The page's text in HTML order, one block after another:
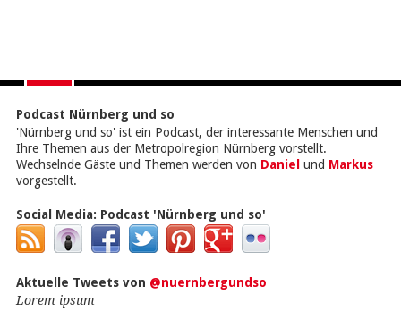
Podcast Nürnberg und so
'Nürnberg und so' ist ein Podcast, der interessante Menschen und
Ihre Themen aus der Metropolregion Nürnberg vorstellt.
Wechselnde Gäste und Themen werden von Daniel und Markus
vorgestellt.
Social Media: Podcast 'Nürnberg und so'
Aktuelle Tweets von @nuernbergundso
Lorem ipsum